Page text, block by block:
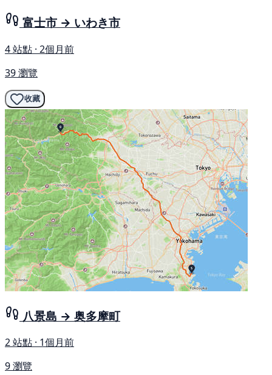
富士市 → いわき市
4 站點 · 2個月前
39 瀏覽
收藏
八景島 → 奥多摩町
2 站點 · 1個月前
9 瀏覽